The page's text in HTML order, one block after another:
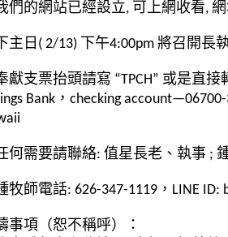
們的網站已經設立, 可上網收看,
主日( 2/13) 下午4:00pm 將召開長
獻支票抬頭請寫 “TPCH” 或是直
Bank，checking
何需要請聯絡: 值星長老、執事 ;
牧師電話: 626-347-1119，LINE ID:
事項（恕不稱呼）：